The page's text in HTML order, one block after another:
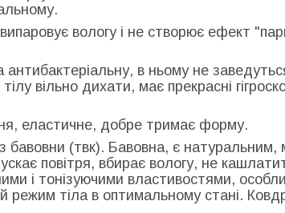
вологу і не створює ефект
антибактеріальну, в ньому не заведуться
вільно дихати, має прекрасні
еластичне, добре тримає форму.
бавовни (твк). Бавовна, є
повітря, вбирає вологу, не
і тонізуючими властивостями,
режим тіла в оптимальному стані.